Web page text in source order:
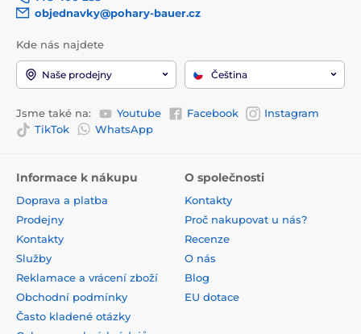
objednavky@pohary-bauer.cz
Kde nás najdete
Naše prodejny Čeština
Jsme také na: Youtube Facebook
Instagram
TikTok
WhatsApp
Informace k nákupu
Doprava a platba
Prodejny
Kontakty
Služby
Reklamace a vrácení zboží
Obchodní podmínky
Často kladené otázky
O společnosti
Kontakty
Proč nakupovat u nás?
Recenze
O nás
Blog
EU dotace